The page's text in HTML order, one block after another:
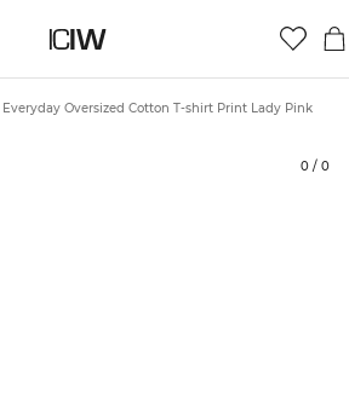
Everyday Oversized Cotton T-shirt Print Lady Pink
0 / 0